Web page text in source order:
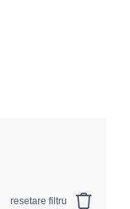
resetare filtru